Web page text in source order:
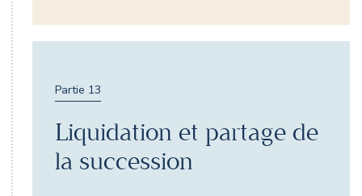
Partie 13
Liquidation et partage de
la succession